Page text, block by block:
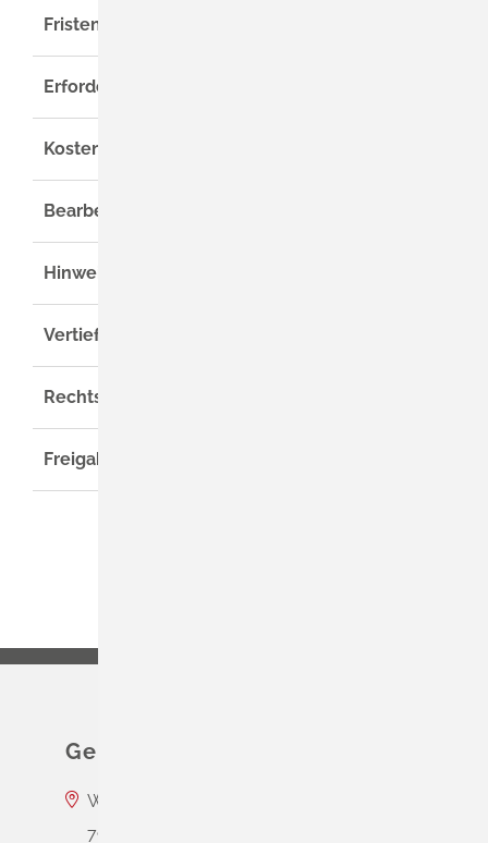
Fristen
Erforderliche Unterlagen
Kosten
Bearbeitungsdauer
Hinweise
Vertiefende Informationen
Rechtsgrundlage
Freigabevermerk
Gemeinde Schliengen
Wasserschloss Entenstein
79418